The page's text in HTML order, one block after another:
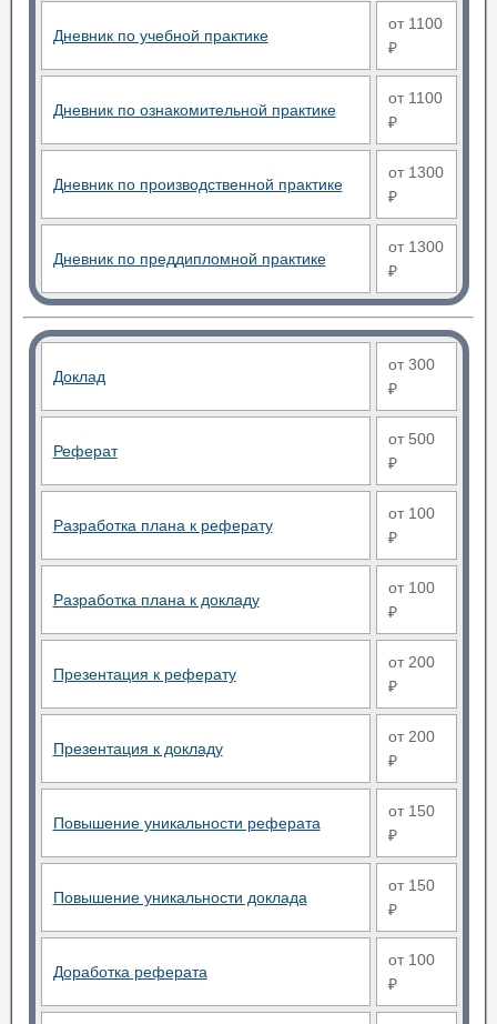
Дневник по учебной практике
от 1100
₽
Дневник по ознакомительной практике
от 1100
₽
Дневник по производственной практике
от 1300
₽
Дневник по преддипломной практике
от 1300
₽
Доклад
от 300
₽
Реферат
от 500
₽
Разработка плана к реферату
от 100
₽
Разработка плана к докладу
от 100
₽
Презентация к реферату
от 200
₽
Презентация к докладу
от 200
₽
Повышение уникальности реферата
от 150
₽
Повышение уникальности доклада
от 150
₽
Доработка реферата
от 100
₽